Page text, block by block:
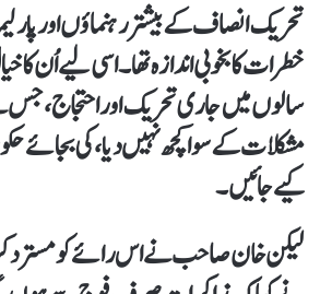
تحریک انصاف کے بیشتر رہنماؤں اور
خطرات کا بخوبی اندازہ تھا۔ اسی لیے اُن کا
سالوں میں جاری تحریک اور احتجاج، جس
مشکلات کے سوا کچھ نہیں دیا، کی
کیے جائیں۔
لیکن خان صاحب نے اس رائے کو مسترد کر